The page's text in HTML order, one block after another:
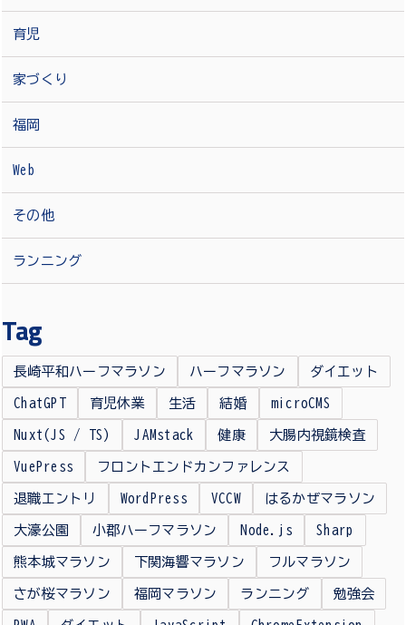
育児
家づくり
福岡
Web
その他
ランニング
Tag
長崎平和ハーフマラソン ハーフマラソン ダイエット
ChatGPT 育児休業 生活 結婚 microCMS
Nuxt(JS / TS) JAMstack 健康 大腸内視鏡検査
VuePress フロントエンドカンファレンス
退職エントリ WordPress VCCW はるかぜマラソン
大濠公園 小郡ハーフマラソン Node.js Sharp
熊本城マラソン 下関海響マラソン フルマラソン
さが桜マラソン 福岡マラソン ランニング 勉強会